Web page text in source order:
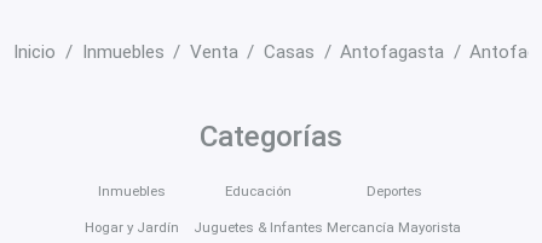
Inicio Inmuebles Venta Casas Antofagasta
Categorías
Inmuebles
Hogar y Jardín
Educación
Juguetes & Infantes
Deportes
Mercancía Mayorista